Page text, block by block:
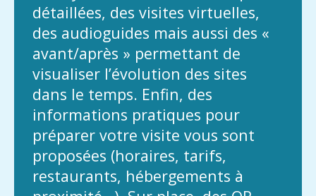
détaillées, des visites virtuelles,
des audioguides mais aussi des «
avant/après » permettant de
visualiser l’évolution des sites
dans le temps. Enfin, des
informations pratiques pour
préparer votre visite vous sont
proposées (horaires, tarifs,
restaurants, hébergements à